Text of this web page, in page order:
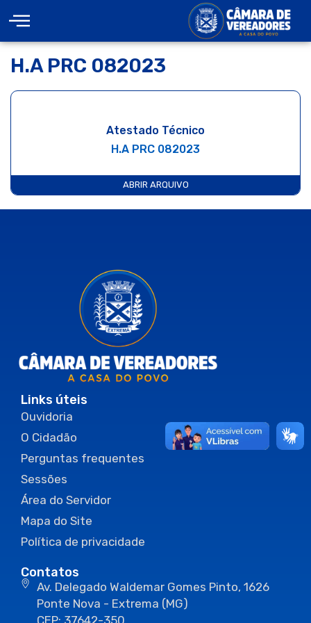
H.A PRC 082023
Atestado Técnico
H.A PRC 082023
ABRIR ARQUIVO
Links úteis
Ouvidoria
O Cidadão
Perguntas frequentes
Sessões
Área do Servidor
Mapa do Site
Política de privacidade
Contatos
Av. Delegado Waldemar Gomes Pinto, 1626
Ponte Nova - Extrema (MG)